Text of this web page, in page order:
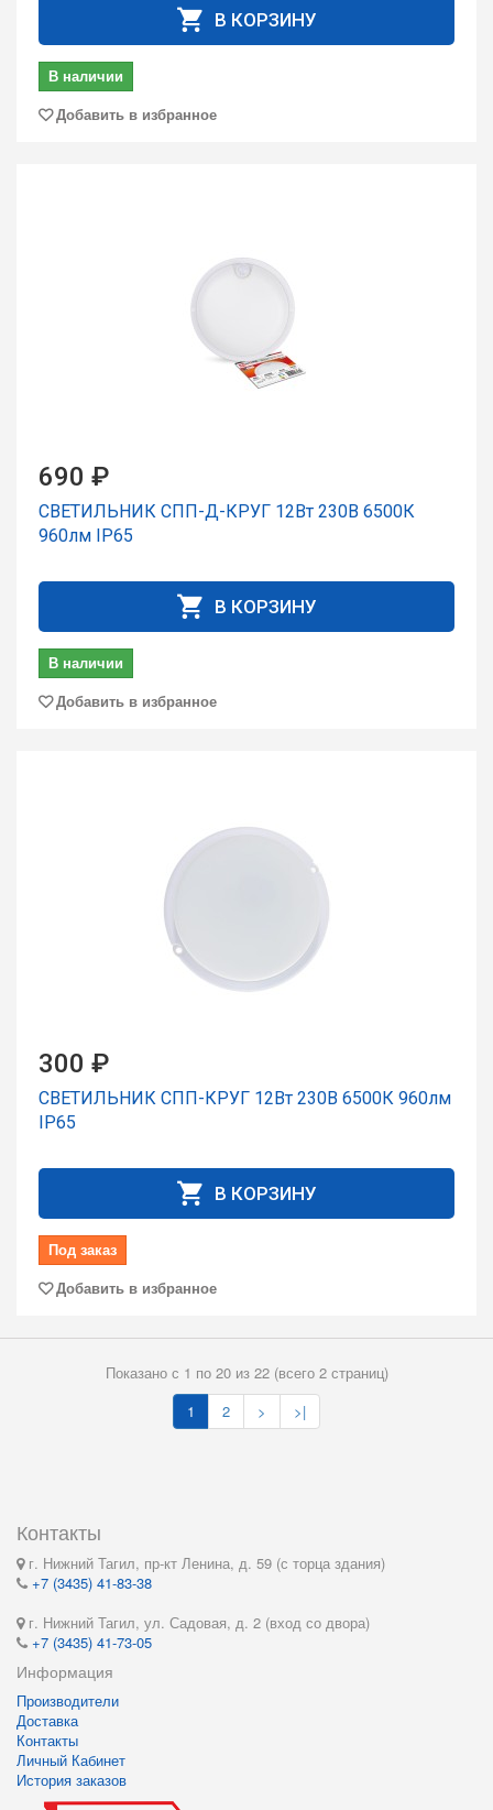
В КОРЗИНУ
В наличии
Добавить в избранное
690 ₽
СВЕТИЛЬНИК СПП-Д-КРУГ 12Вт 230В 6500К
960лм IP65
В КОРЗИНУ
В наличии
Добавить в избранное
300 ₽
СВЕТИЛЬНИК СПП-КРУГ 12Вт 230В 6500К 960лм
IP65
В КОРЗИНУ
Под заказ
Добавить в избранное
Показано с 1 по 20 из 22 (всего 2 страниц)
1
2 > >|
Контакты
г. Нижний Тагил, пр-кт Ленина, д. 59 (с торца здания)
+7 (3435) 41-83-38
г. Нижний Тагил, ул. Садовая, д. 2 (вход со двора)
+7 (3435) 41-73-05
Информация
Производители
Доставка
Контакты
Личный Кабинет
История заказов